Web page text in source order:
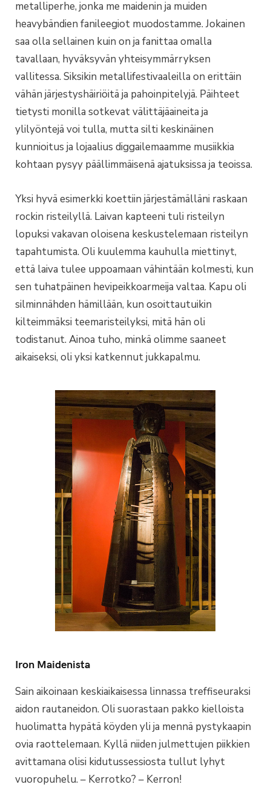
metalliperhe, jonka me maidenin ja muiden
heavybändien fanileegiot muodostamme. Jokainen
saa olla sellainen kuin on ja fanittaa omalla
tavallaan, hyväksyvän yhteisymmärryksen
vallitessa. Siksikin metallifestivaaleilla on erittäin
vähän järjestyshäiriöitä ja pahoinpitelyjä. Päihteet
tietysti monilla sotkevat välittäjäaineita ja
ylilyöntejä voi tulla, mutta silti keskinäinen
kunnioitus ja lojaalius diggailemaamme musiikkia
kohtaan pysyy päällimmäisenä ajatuksissa ja teoissa.
Yksi hyvä esimerkki koettiin järjestämälläni raskaan
rockin risteilyllä. Laivan kapteeni tuli risteilyn
lopuksi vakavan oloisena keskustelemaan risteilyn
tapahtumista. Oli kuulemma kauhulla miettinyt,
että laiva tulee uppoamaan vähintään kolmesti, kun
sen tuhatpäinen hevipeikkoarmeija valtaa. Kapu oli
silminnähden hämillään, kun osoittautuikin
kilteimmäksi teemaristeilyksi, mitä hän oli
todistanut. Ainoa tuho, minkä olimme saaneet
aikaiseksi, oli yksi katkennut jukkapalmu.
Iron Maidenista
Sain aikoinaan keskiaikaisessa linnassa treffiseuraksi
aidon rautaneidon. Oli suorastaan pakko kielloista
huolimatta hypätä köyden yli ja mennä pystykaapin
ovia raottelemaan. Kyllä niiden julmettujen piikkien
avittamana olisi kidutussessiosta tullut lyhyt
vuoropuhelu. – Kerrotko? – Kerron!